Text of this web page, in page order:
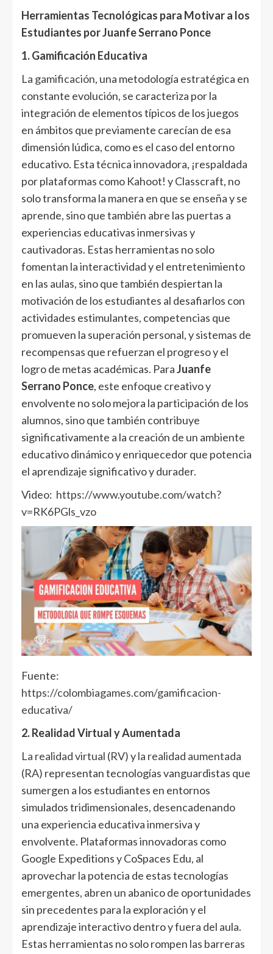
Herramientas Tecnológicas para Motivar a los
Estudiantes por Juanfe Serrano Ponce
1. Gamificación Educativa
La gamificación, una metodología estratégica en
constante evolución, se caracteriza por la
integración de elementos típicos de los juegos
en ámbitos que previamente carecían de esa
dimensión lúdica, como es el caso del entorno
educativo. Esta técnica innovadora, ¡respaldada
por plataformas como Kahoot! y Classcraft, no
solo transforma la manera en que se enseña y se
aprende, sino que también abre las puertas a
experiencias educativas inmersivas y
cautivadoras. Estas herramientas no solo
fomentan la interactividad y el entretenimiento
en las aulas, sino que también despiertan la
motivación de los estudiantes al desafiarlos con
actividades estimulantes, competencias que
promueven la superación personal, y sistemas de
recompensas que refuerzan el progreso y el
logro de metas académicas. ParaJuanfe
Serrano Ponce, este enfoque creativo y
envolvente no solo mejora la participación de los
alumnos, sino que también contribuye
significativamente a la creación de un ambiente
educativo dinámico y enriquecedor que potencia
el aprendizaje significativo y durader.
Video: https://www.youtube.com/watch?
v=RK6PGls_vzo
Fuente:
https://colombiagames.com/gamificacion-
educativa/
2. Realidad Virtual y Aumentada
La realidad virtual (RV)yla realidad aumentada
(RA) representan tecnologías vanguardistas que
sumergen a los estudiantes en entornos
simulados tridimensionales, desencadenando
una experiencia educativa inmersiva y
envolvente. Plataformas innovadoras como
Google Expeditions y CoSpaces Edu, al
aprovechar la potencia de estas tecnologías
emergentes, abren un abanico de oportunidades
sin precedentes para la exploración y el
aprendizaje interactivo dentro y fuera del aula.
Estas herramientas no solo rompen las barreras